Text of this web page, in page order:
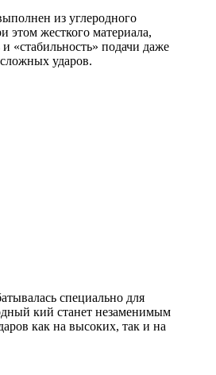
из углеродного
этом жесткого материала,
«стабильность» подачи даже
ударов.
специально для
кий станет незаменимым
как на высоких, так и на